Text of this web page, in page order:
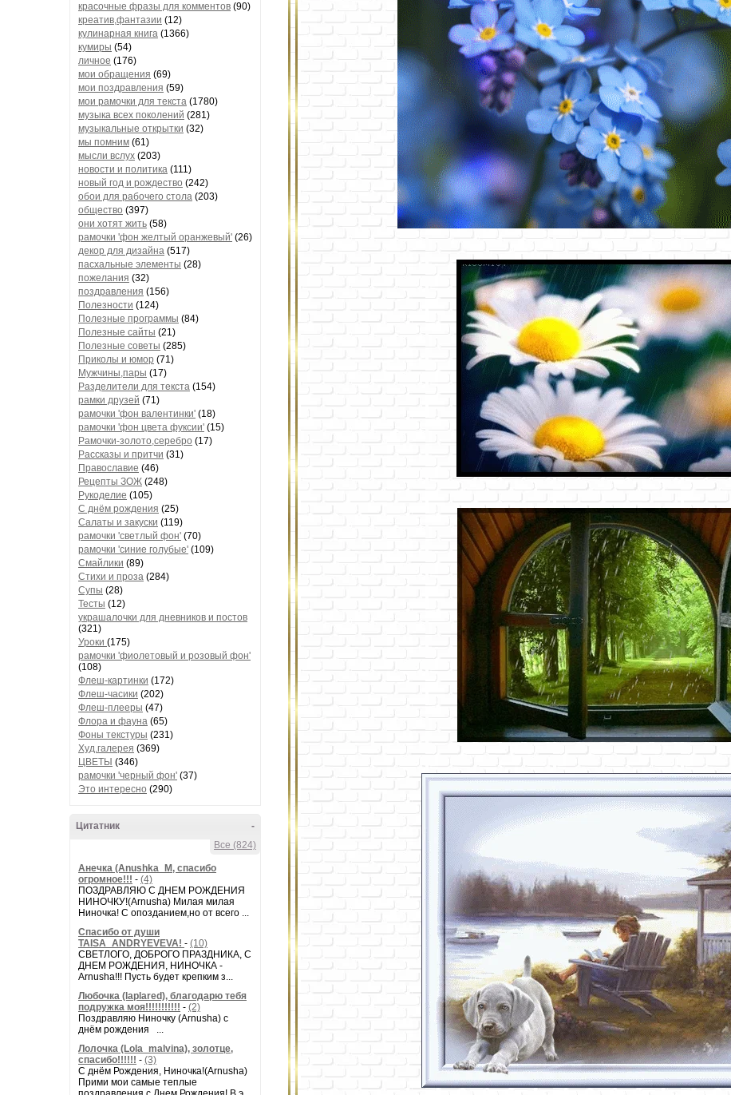
красочные фразы для комментов (90)
креатив,фантазии (12)
кулинарная книга (1366)
кумиры (54)
личное (176)
мои обращения (69)
мои поздравления (59)
мои рамочки для текста (1780)
музыка всех поколений (281)
музыкальные открытки (32)
мы помним (61)
мысли вслух (203)
новости и политика (111)
новый год и рождество (242)
обои для рабочего стола (203)
общество (397)
они хотят жить (58)
рамочки 'фон желтый оранжевый' (26)
декор для дизайна (517)
пасхальные элементы (28)
пожелания (32)
поздравления (156)
Полезности (124)
Полезные программы (84)
Полезные сайты (21)
Полезные советы (285)
Приколы и юмор (71)
Мужчины,пары (17)
Разделители для текста (154)
рамки друзей (71)
рамочки 'фон валентинки' (18)
рамочки 'фон цвета фуксии' (15)
Рамочки-золото,серебро (17)
Рассказы и притчи (31)
Православие (46)
Рецепты ЗОЖ (248)
Рукоделие (105)
С днём рождения (25)
Салаты и закуски (119)
рамочки 'светлый фон' (70)
рамочки 'синие голубые' (109)
Смайлики (89)
Стихи и проза (284)
Супы (28)
Тесты (12)
украшалочки для дневников и постов
(321)
Уроки (175)
рамочки 'фиолетовый и розовый фон'
(108)
Флеш-картинки (172)
Флеш-часики (202)
Флеш-плееры (47)
Флора и фауна (65)
Фоны текстуры (231)
Худ.галерея (369)
ЦВЕТЫ (346)
рамочки 'черный фон' (37)
Это интересно (290)
-
Цитатник
Все (824)
Анечка (Anushka_M, спасибо
огромное!!! - (4)
ПОЗДРАВЛЯЮ С ДНЕМ РОЖДЕНИЯ
НИНОЧКУ!(Arnusha) Милая милая
Ниночка! С опозданием,но от всего ...
Спасибо от души
TAISA_ANDRYEVEVA! - (10)
СВЕТЛОГО, ДОБРОГО ПРАЗДНИКА, С
ДНЕМ РОЖДЕНИЯ, НИНОЧКА -
Arnusha!!! Пусть будет крепким з...
Любочка (laplared), благодарю тебя
подружка моя!!!!!!!!!!! - (2)
Поздравляю Ниночку (Arnusha) с
днём рождения ...
Лолочка (Lola_malvina), золотце,
спасибо!!!!!! - (3)
С днём Рождения, Ниночка!(Аrnusha)
Прими мои самые теплые